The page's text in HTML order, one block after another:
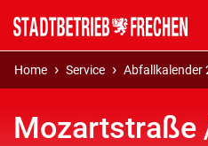
Home Service Abfallkalender
Mozartstraße